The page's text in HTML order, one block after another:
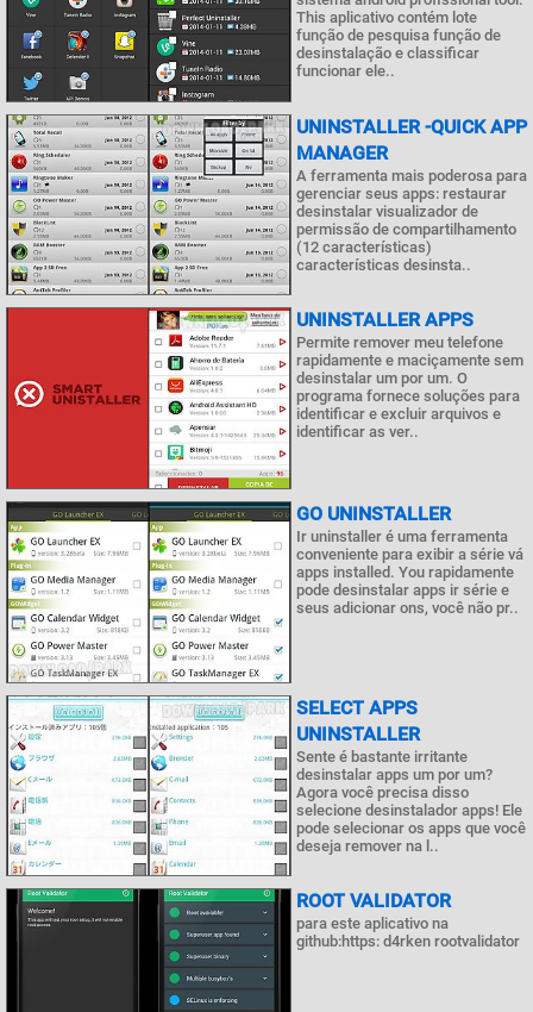
This aplicativo contém lote
função de pesquisa função de
desinstalação e classificar
funcionar ele..
UNINSTALLER -QUICK APP
MANAGER
A ferramenta mais poderosa para
gerenciar seus apps: restaurar
desinstalar visualizador de
permissão de compartilhamento
(12 características)
características desinsta..
UNINSTALLER APPS
Permite remover meu telefone
rapidamente e maciçamente sem
desinstalar um por um. O
programa fornece soluções para
identificar e excluir arquivos e
identificar as ver..
GO UNINSTALLER
Ir uninstaller é uma ferramenta
conveniente para exibir a série vá
apps installed. You rapidamente
pode desinstalar apps ir série e
seus adicionar ons, você não pr..
SELECT APPS
UNINSTALLER
Sente é bastante irritante
desinstalar apps um por um?
Agora você precisa disso
selecione desinstalador apps! Ele
pode selecionar os apps que você
deseja remover na l..
ROOT VALIDATOR
para este aplicativo na
github:https: d4rken rootvalidator